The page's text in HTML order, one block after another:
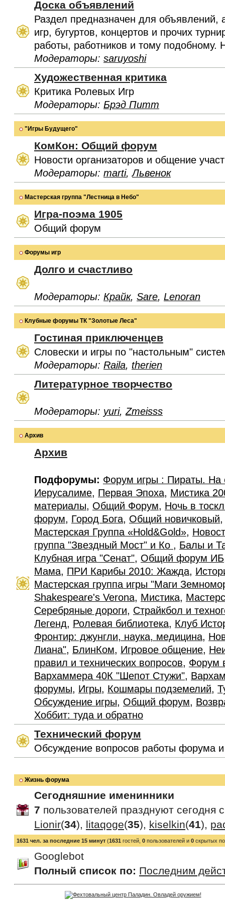
Доска объявлений
Раздел предназначен для объявлений,
игр, бугуртов, концертов и прочих
работы, работников и тому подобному.
Модераторы: saruyoshi
Художественная критика
Критика Ролевых Игр
Модераторы: Брэд Питт
"Игры Будущего"
КомКон: Общий форум
Новости организаторов и общение
Модераторы: marti,Львенок
Мастерская группа "Лестница в Небо"
Игра-поэма 1905
Общий форум
Форумы игр
Долго и счастливо
Модераторы: Крайк, Sare, Lenoran
Клубные форумы ТК "Золотые Леса"
Гостиная приключенцев
Словески и игры по "настольным"
Модераторы: Raila, therien
Литературное творчество
Модераторы: yuri, Zmeisss
Архив
Архив
Подфорумы: Форум игры : Пираты. На
Иерусалиме, Первая Эпоха, Мистика
материалы, Общий Форум, Ночь в
форум, Город Бога, Общий новичковый
Мастерская Группа «Hold&Gold»,
группа "Звездный Мост" и Ко , Балы и
Клубная игра "Сенат", Общий форум ИБ
Мама, ПРИ Карибы 2010: Жажда,
Мастерская группа игры "Маги
Shakespeare's Verona, Мистика,
Серебряные дороги, Страйкбол и
Легенд, Ролевая библиотека, Клуб
Фронтир: джунгли, наука, медицина,
Лиана", БлинКом, Игровое общение,
правил и технических вопросов, Форум
Вархаммера 40К "Шепот Стужи",
форумы, Игры, Кошмары подземелий,
Обсуждение игры, Общий форум,
Хоббит: туда и обратно
Технический форум
Обсуждение вопросов работы форума и
Жизнь форума
Сегодняшние именинники
7 пользователей празднуют сегодня
Lionir(34), litaqoge(35), kiselkin(41),
1631 чел. за последние 15 минут (1631 гостей, 0 пользователей и 0 скрытых
Googlebot
Полный список по: Последним